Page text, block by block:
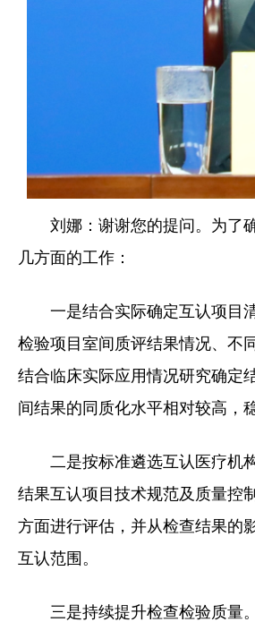
刘娜：谢谢您的提问。为了
几方面的工作：
一是结合实际确定互认项目
检验项目室间质评结果情况、不
结合临床实际应用情况研究确定
间结果的同质化水平相对较高，
二是按标准遴选互认医疗机
结果互认项目技术规范及质量控
方面进行评估，并从检查结果的
互认范围。
三是持续提升检查检验质量